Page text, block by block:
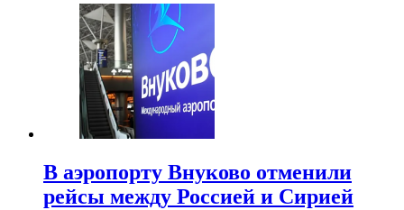
В аэропорту Внуково отменили
рейсы между Россией и Сирией